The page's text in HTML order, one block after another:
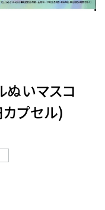
ぬいマスコ
プセル)